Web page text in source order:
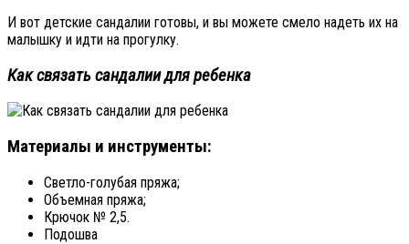
И вот детские сандалии готовы, и вы можете смело надеть их на
малышку и идти на прогулку.
Как связать сандалии для ребенка
Материалы и инструменты:
Светло-голубая пряжа;
Объемная пряжа;
Крючок № 2,5.
Подошва